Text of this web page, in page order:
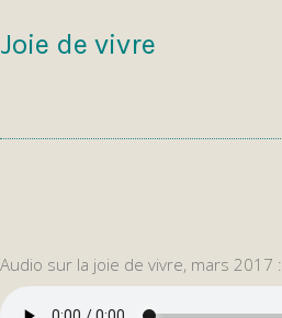
Joie de vivre
Audio sur la joie de vivre, mars 2017 :